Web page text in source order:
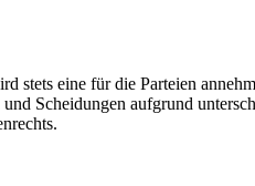
stets eine für die Parteien
Scheidungen aufgrund